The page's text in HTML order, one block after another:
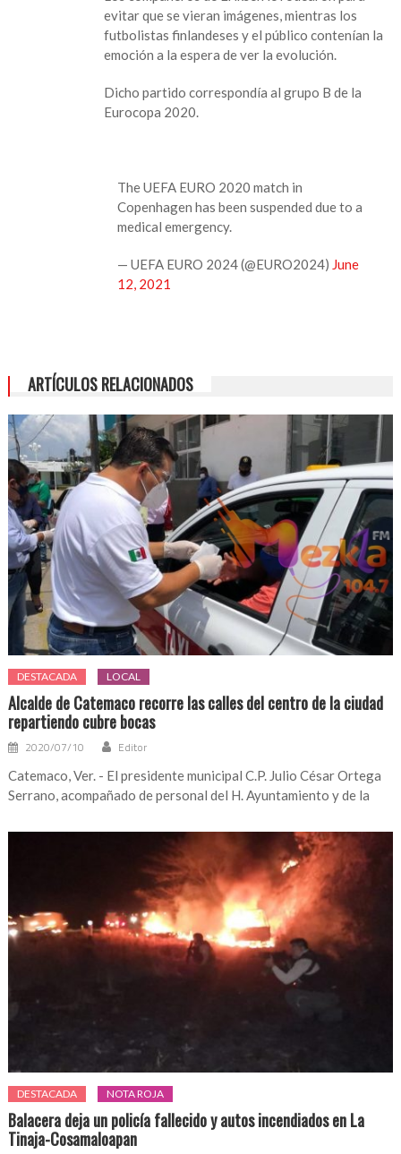
evitar que se vieran imágenes, mientras los
futbolistas finlandeses y el público contenían la
emoción a la espera de ver la evolución.
Dicho partido correspondía al grupo B de la
Eurocopa 2020.
The UEFA EURO 2020 match in
Copenhagen has been suspended due to a
medical emergency.
— UEFA EURO 2024 (@EURO2024) June
12, 2021
ARTÍCULOS RELACIONADOS
DESTACADA LOCAL
Alcalde de Catemaco recorre las calles del centro de la ciudad
repartiendo cubre bocas
2020/07/10 Editor
Catemaco, Ver. - El presidente municipal C.P. Julio César Ortega
Serrano, acompañado de personal del H. Ayuntamiento y de la
DESTACADA NOTA ROJA
Balacera deja un policía fallecido y autos incendiados en La
Tinaja-Cosamaloapan